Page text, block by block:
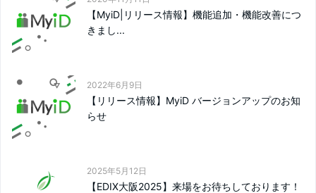
【MyiD|リリース情報】機能追加・機能改善につ
きまし...
2022年6月9日
【リリース情報】MyiD バージョンアップのお知
らせ
2025年5月12日
【EDIX大阪2025】来場をお待ちしております！